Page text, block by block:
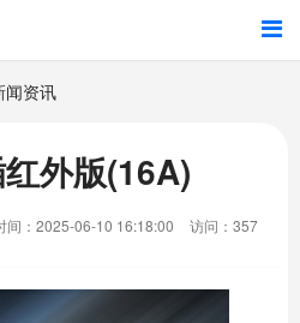
闻资讯
外版(16A)
间：2025-06-10 16:18:00 访问：357